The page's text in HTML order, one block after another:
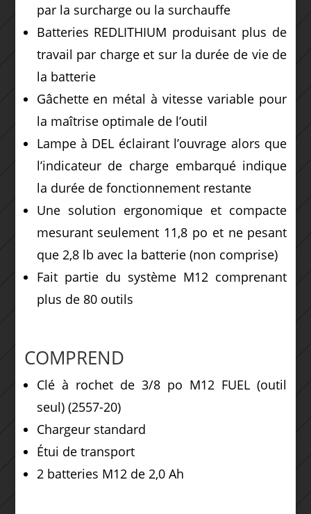
par la surcharge ou la surchauffe
Batteries REDLITHIUM produisant plus de
travail par charge et sur la durée de vie de
la batterie
Gâchette en métal à vitesse variable pour
la maîtrise optimale de l’outil
Lampe à DEL éclairant l’ouvrage alors que
l’indicateur de charge embarqué indique
la durée de fonctionnement restante
Une solution ergonomique et compacte
mesurant seulement 11,8 po et ne pesant
que 2,8 lb avec la batterie (non comprise)
Fait partie du système M12 comprenant
plus de 80 outils
COMPREND
Clé à rochet de 3/8 po M12 FUEL (outil
seul) (2557-20)
Chargeur standard
Étui de transport
2 batteries M12 de 2,0 Ah